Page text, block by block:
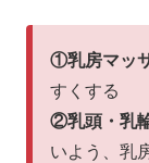
①乳房マッ
すくする
②乳頭・乳
いよう、乳